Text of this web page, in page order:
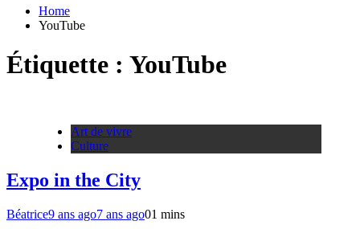
Home
YouTube
Étiquette : YouTube
Art de vivre
Culture
Expo in the City
Béatrice9 ans ago7 ans ago01 mins